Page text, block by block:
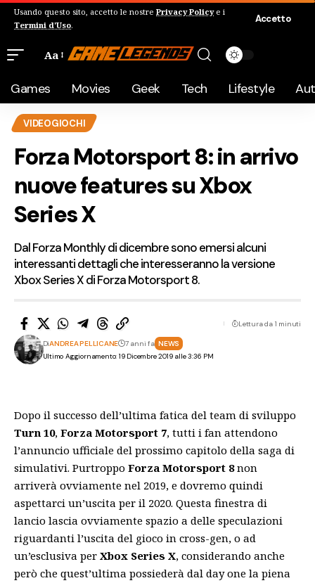
Usando questo sito, accetto le nostre Privacy Policye i
Termini d'Uso.
Accetto
Aa
Games Movies Geek Tech Lifestyle
VIDEOGIOCHI
Forza Motorsport 8: in arrivo
nuove features su Xbox
Series X
Dal Forza Monthly di dicembre sono emersi alcuni
interessanti dettagli che interesseranno la versione
Xbox Series X di Forza Motorsport 8.
Ultimo Aggiornamento: 19 Dicembre 2019 alle 3:36 PM
DiANDREA PELLICANE 7 anni fa NEWS
Lettura da 1 minuti
Dopo il successo dell’ultima fatica del team di sviluppo
Turn 10, Forza Motorsport 7, tutti i fan attendono
l’annuncio ufficiale del prossimo capitolo della saga di
simulativi. Purtroppo Forza Motorsport 8non
arriverà ovviamente nel 2019, e dovremo quindi
aspettarci un’uscita per il 2020. Questa finestra di
lancio lascia ovviamente spazio a delle speculazioni
riguardanti l’uscita del gioco in cross-gen, o ad
un’esclusiva per Xbox Series X, considerando anche
però che quest’ultima possiederà dal day one la piena